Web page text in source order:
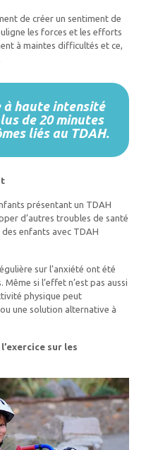
de créer un sentiment de
les forces et les efforts
à maintes difficultés et ce,
à haute intensité
de 20 minutes
liés au TDAH.
présentant un TDAH
d’autres troubles de santé
enfants avec TDAH
sur l’anxiété ont été
si l’effet n’est pas aussi
physique peut
une solution alternative à
sur les